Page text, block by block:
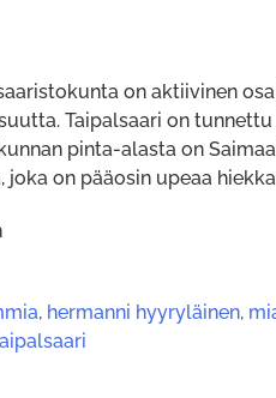
on aktiivinen
Taipalsaari on
pinta-alasta on
joka on pääosin upeaa
, hermanni hyyryläinen,